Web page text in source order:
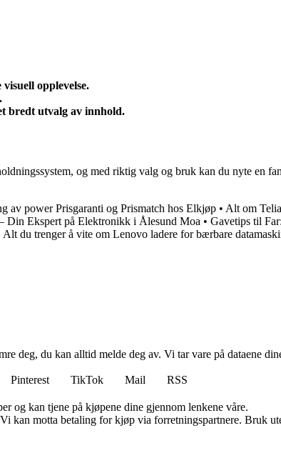
opplevelse.
bredt utvalg av innhold.
og med riktig valg og bruk kan du nyte en
av power Prisgaranti og Prismatch hos Elkjøp • Alt om
Din Ekspert på Elektronikk i Ålesund Moa • Gavetips til
Alt du trenger å vite om Lenovo ladere for bærbare
deg, du kan alltid melde deg av. Vi tar vare på dataene
Pinterest TikTok Mail
RSS
og kan tjene på kjøpene dine gjennom lenkene våre.
kan motta betaling for kjøp via forretningspartnere. Bruk